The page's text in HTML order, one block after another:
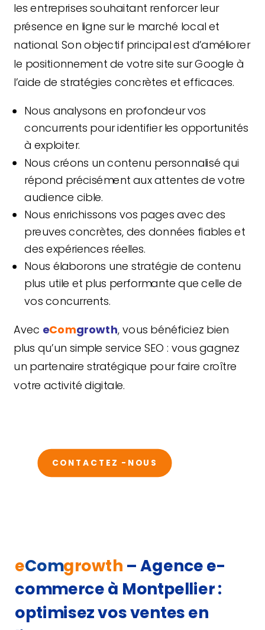
les entreprises souhaitant renforcer leur
présence en ligne sur le marché local et
national. Son objectif principal est d’améliorer
le positionnement de votre site sur Google à
l’aide de stratégies concrètes et efficaces.
Nous analysons en profondeur vos
concurrents pour identifier les opportunités
à exploiter.
Nous créons un contenu personnalisé qui
répond précisément aux attentes de votre
audience cible.
Nous enrichissons vos pages avec des
preuves concrètes, des données fiables et
des expériences réelles.
Nous élaborons une stratégie de contenu
plus utile et plus performante que celle de
vos concurrents.
Avec eComgrowth, vous bénéficiez bien
plus qu’un simple service SEO : vous gagnez
un partenaire stratégique pour faire croître
votre activité digitale.
CONTACTEZ -NOUS
eComgrowth – Agence e-
commerce à Montpellier :
optimisez vos ventes en